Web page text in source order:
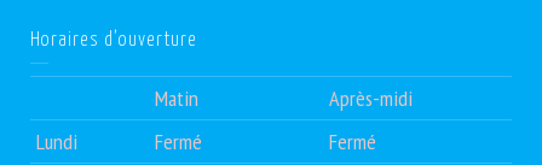
Horaires d’ouverture
Matin
Après-midi
Lundi
Fermé
Fermé